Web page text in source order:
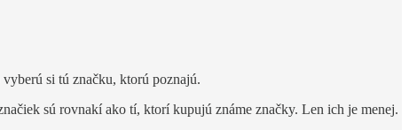
si tú značku, ktorú poznajú.
sú rovnakí ako tí, ktorí kupujú známe značky. Len ich je menej.